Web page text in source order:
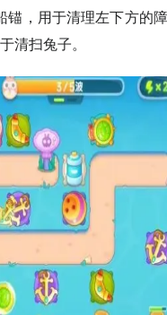
锚，用于清理左下方的
清扫兔子。